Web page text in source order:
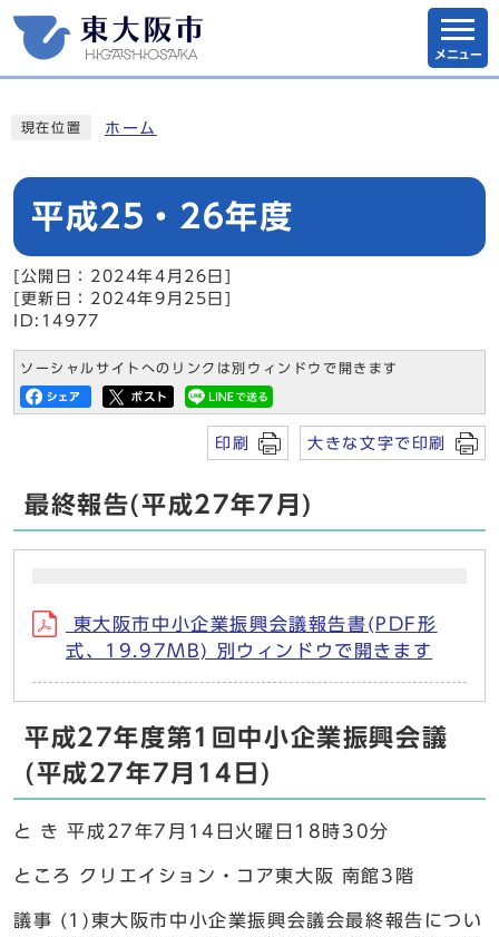
メニュー
現在位置 ホーム
平成25・26年度
[公開日：2024年4月26日]
[更新日：2024年9月25日]
ID:14977
ソーシャルサイトへのリンクは別ウィンドウで開きます
印刷 大きな文字で印刷
最終報告(平成27年7月)
東大阪市中小企業振興会議報告書(PDF形
式、19.97MB) 別ウィンドウで開きます
平成27年度第1回中小企業振興会議
(平成27年7月14日)
と き 平成27年7月14日火曜日18時30分
ところ クリエイション・コア東大阪 南館3階
議事 (1)東大阪市中小企業振興会議会最終報告につい